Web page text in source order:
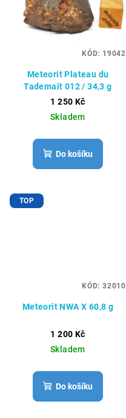
Meteorit Plateau du
Tademait 012 / 34,3 g
1 250 Kč
Skladem
Do košíku
KÓD: 19042
TOP
Meteorit NWA X 60,8 g
1 200 Kč
Skladem
Do košíku
KÓD:32010